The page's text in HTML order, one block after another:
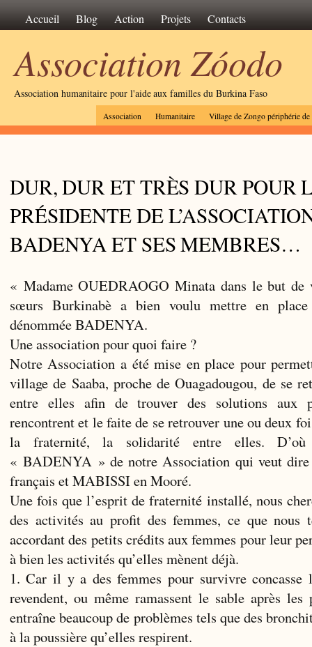
Accueil Blog Action Projets Contacts
Association Zóodo
Association humanitaire pour l'aide aux familles du Burkina Faso
Association Humanitaire Village de Zongo périphérie de
DUR, DUR ET TRÈS DUR POUR
PRÉSIDENTE DE
BADENYA ET SES MEMBRES…
« Madame OUEDRAOGO Minata dans le but de
sœurs Burkinabè a bien voulu mettre en place
dénommée BADENYA.
Une association pour quoi faire ?
Notre Association a été mise en place pour
village de Saaba, proche de Ouagadougou, de se
entre elles afin de trouver des solutions aux
rencontrent et le faite de se retrouver une ou deux
la fraternité, la solidarité entre elles. D’où
« BADENYA » de notre Association qui veut
français et MABISSI en Mooré.
Une fois que l’esprit de fraternité installé, nous
des activités au profit des femmes, ce que nous
accordant des petits crédits aux femmes pour leur
à bien les activités qu’elles mènent déjà.
1. Car il y a des femmes pour survivre concasse
revendent, ou même ramassent le sable après
entraîne beaucoup de problèmes tels que des
à la poussière qu’elles respirent.